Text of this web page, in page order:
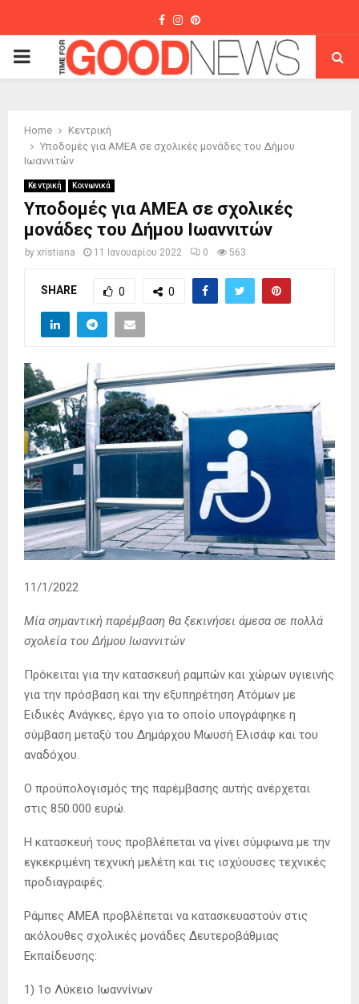
Facebook
Instagram
Pinterest
PRIMARY
Home
Κεντρική
Υποδομές για ΑΜΕΑ σε σχολικές μονάδες του Δήμου
Ιωαννιτών
Κεντρική Κοινωνικά
Υποδομές για ΑΜΕΑ σε σχολικές
μονάδες του Δήμου Ιωαννιτών
by xristiana 11 Ιανουαρίου 2022 0 563
SHARE 0 0
11/1/2022
Μία σημαντική παρέμβαση θα ξεκινήσει άμεσα σε πολλά
σχολεία του Δήμου Ιωαννιτών
Πρόκειται για την κατασκευή ραμπών και χώρων υγιεινής
για την πρόσβαση και την εξυπηρέτηση Ατόμων με
Ειδικές Ανάγκες, έργο για το οποίο υπογράφηκε η
σύμβαση μεταξύ του Δημάρχου Μωυσή Ελισάφ και του
αναδόχου.
Ο προϋπολογισμός της παρέμβασης αυτής ανέρχεται
στις 850.000 ευρώ.
Η κατασκευή τους προβλέπεται να γίνει σύμφωνα με την
εγκεκριμένη τεχνική μελέτη και τις ισχύουσες τεχνικές
προδιαγραφές.
Ράμπες ΑΜΕΑ προβλέπεται να κατασκευαστούν στις
ακόλουθες σχολικές μονάδες Δευτεροβάθμιας
Εκπαίδευσης:
1) 1ο Λύκειο Ιωαννίνων